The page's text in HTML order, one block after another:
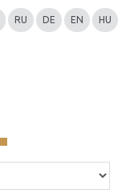
RU DE EN HU